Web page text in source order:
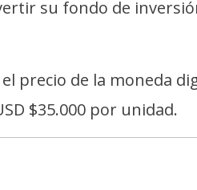
su fondo de
precio de la moneda
$35.000 por unidad.